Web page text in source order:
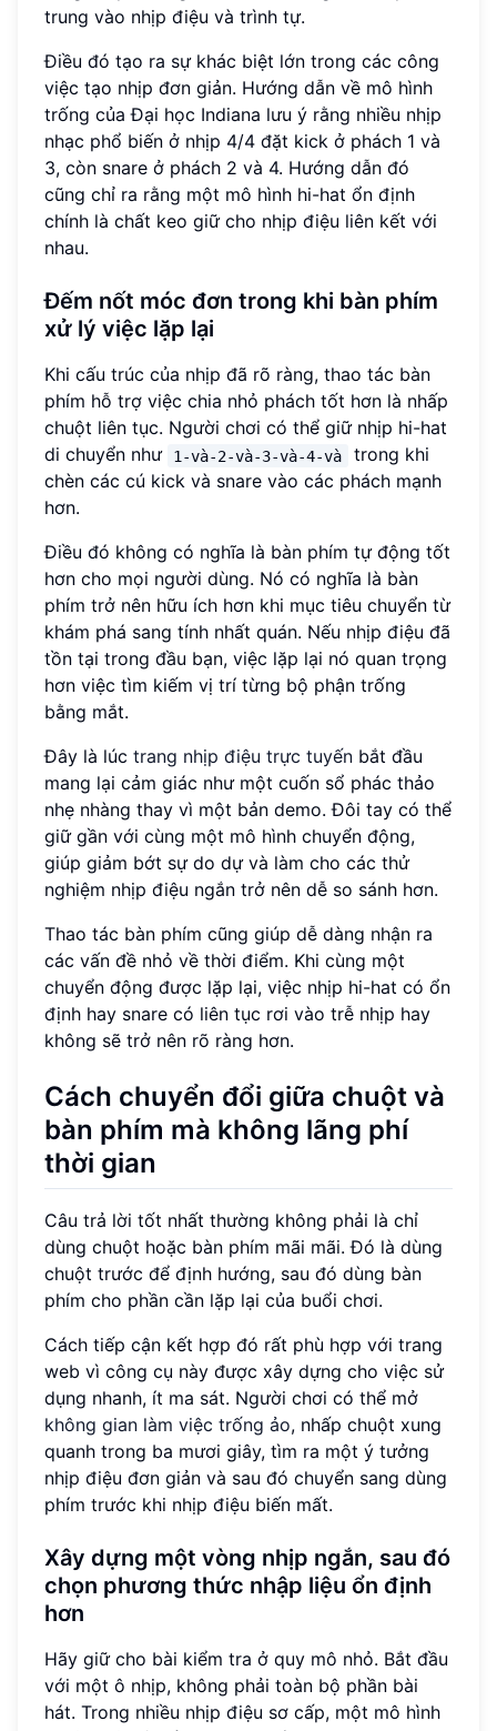
trung vào nhịp điệu và trình tự.
Điều đó tạo ra sự khác biệt lớn trong các công
việc tạo nhịp đơn giản. Hướng dẫn về mô hình
trống của Đại học Indiana lưu ý rằng nhiều nhịp
nhạc phổ biến ở nhịp 4/4 đặt kick ở phách 1 và
3, còn snare ở phách 2 và 4. Hướng dẫn đó
cũng chỉ ra rằng một mô hình hi-hat ổn định
chính là chất keo giữ cho nhịp điệu liên kết với
nhau.
Đếm nốt móc đơn trong khi bàn phím
xử lý việc lặp lại
Khi cấu trúc của nhịp đã rõ ràng, thao tác bàn
phím hỗ trợ việc chia nhỏ phách tốt hơn là nhấp
chuột liên tục. Người chơi có thể giữ nhịp hi-hat
di chuyển như
1-và-2-và-3-và-4-và
trong khi
chèn các cú kick và snare vào các phách mạnh
hơn.
Điều đó không có nghĩa là bàn phím tự động tốt
hơn cho mọi người dùng. Nó có nghĩa là bàn
phím trở nên hữu ích hơn khi mục tiêu chuyển từ
khám phá sang tính nhất quán. Nếu nhịp điệu đã
tồn tại trong đầu bạn, việc lặp lại nó quan trọng
hơn việc tìm kiếm vị trí từng bộ phận trống
bằng mắt.
Đây là lúc trang nhịp điệu trực tuyến bắt đầu
mang lại cảm giác như một cuốn sổ phác thảo
nhẹ nhàng thay vì một bản demo. Đôi tay có thể
giữ gần với cùng một mô hình chuyển động,
giúp giảm bớt sự do dự và làm cho các thử
nghiệm nhịp điệu ngắn trở nên dễ so sánh hơn.
Thao tác bàn phím cũng giúp dễ dàng nhận ra
các vấn đề nhỏ về thời điểm. Khi cùng một
chuyển động được lặp lại, việc nhịp hi-hat có ổn
định hay snare có liên tục rơi vào trễ nhịp hay
không sẽ trở nên rõ ràng hơn.
Cách chuyển đổi giữa chuột và
bàn phím mà không lãng phí
thời gian
Câu trả lời tốt nhất thường không phải là chỉ
dùng chuột hoặc bàn phím mãi mãi. Đó là dùng
chuột trước để định hướng, sau đó dùng bàn
phím cho phần cần lặp lại của buổi chơi.
Cách tiếp cận kết hợp đó rất phù hợp với trang
web vì công cụ này được xây dựng cho việc sử
dụng nhanh, ít ma sát. Người chơi có thể mở
không gian làm việc trống ảo, nhấp chuột xung
quanh trong ba mươi giây, tìm ra một ý tưởng
nhịp điệu đơn giản và sau đó chuyển sang dùng
phím trước khi nhịp điệu biến mất.
Xây dựng một vòng nhịp ngắn, sau đó
chọn phương thức nhập liệu ổn định
hơn
Hãy giữ cho bài kiểm tra ở quy mô nhỏ. Bắt đầu
với một ô nhịp, không phải toàn bộ phần bài
hát. Trong nhiều nhịp điệu sơ cấp, một mô hình